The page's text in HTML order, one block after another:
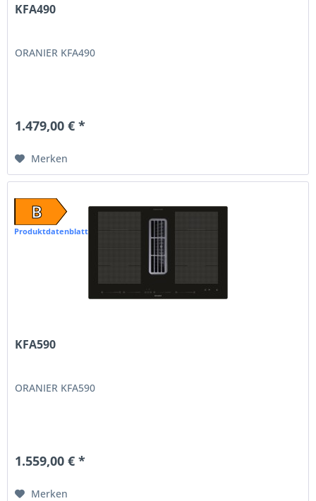
KFA490
ORANIER KFA490
1.479,00 € *
Merken
B
Produktdatenblatt
KFA590
ORANIER KFA590
1.559,00 € *
Merken